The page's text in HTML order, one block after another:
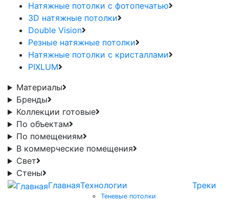
Натяжные потолки с фотопечатью
3D натяжные потолки
Double Vision
Резные натяжные потолки
Натяжные потолки с кристаллами
PIXLUM
Материалы
Бренды
Коллекции готовые
По объектам
По помещениям
В коммерческие помещения
Свет
Стены
ГлавнаяТехнологии
Теневые потолки
Треки